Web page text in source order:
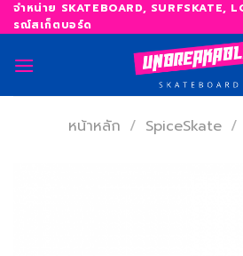
Skip
to
content
จำหน่าย SKATEBOARD, SURFSKATE,
รณ์สเก็ตบอร์ด
หน้าหลัก / SpiceSkate /